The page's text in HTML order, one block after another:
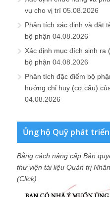
vụ cho vị trí 05.08.2026
Phân tích xác định và đặt
bộ phận 04.08.2026
Xác định mục đích sinh ra
bộ phận 04.08.2026
Phân tích đặc điểm bộ
hướng chỉ huy (cơ cấu)
04.08.2026
Ủng hộ Quỹ phát
Bằng cách nâng cấp Bản
thư viện tài liệu Quản trị
(Click)